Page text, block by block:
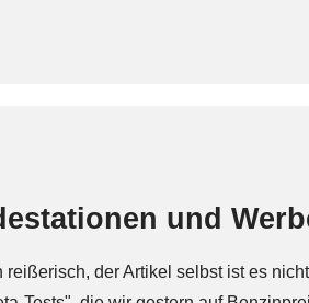
und
der Artikel selbst ist es